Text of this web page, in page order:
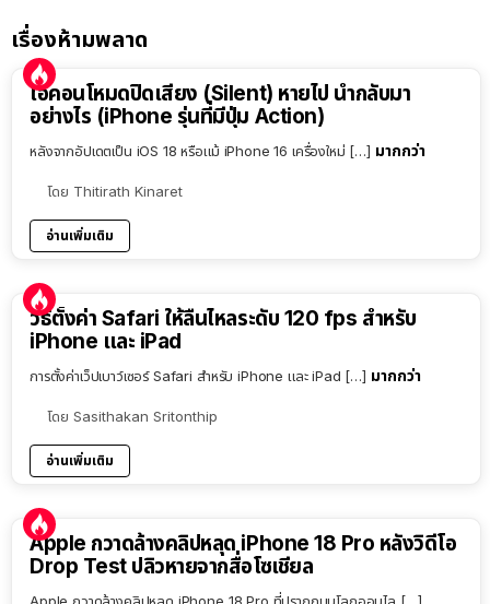
เรื่องห้ามพลาด
ไอคอนโหมดปิดเสียง (Silent) หายไป นำกลับมา
อย่างไร (iPhone รุ่นที่มีปุ่ม Action)
หลังจากอัปเดตเป็น iOS 18 หรือแม้ iPhone 16 เครื่องใหม่ […] มากกว่า
โดย Thitirath Kinaret
อ่านเพิ่มเติม
วิธีตั้งค่า Safari ให้ลื่นไหลระดับ 120 fps สำหรับ
iPhone และ iPad
การตั้งค่าเว็ปเบาว์เซอร์ Safari สำหรับ iPhone และ iPad […] มากกว่า
โดย Sasithakan Sritonthip
อ่านเพิ่มเติม
Apple กวาดล้างคลิปหลุด iPhone 18 Pro หลังวิดีโอ
Drop Test ปลิวหายจากสื่อโซเชียล
Apple กวาดล้างคลิปหลุด iPhone 18 Pro ที่ปรากฏบนโลกออนไล […]